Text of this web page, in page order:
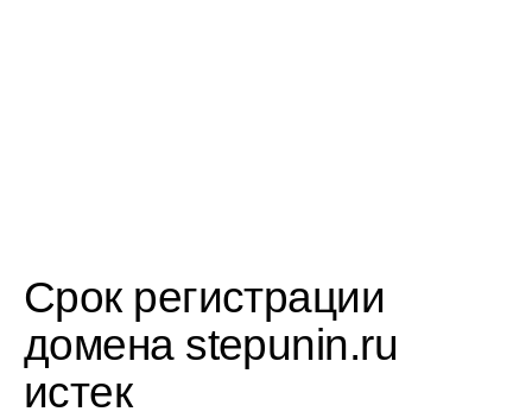
Срок регистрации
домена stepunin.ru
истек